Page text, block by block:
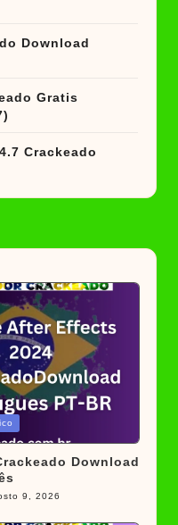
Download
Gratis
Crackeado
Download
9, 2026